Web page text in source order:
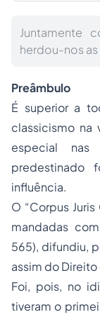
Juntamente
herdou-nos
Preâmbulo
É superior a
classicismo na
especial
predestinado
influência.
O “Corpus
mandadas
565), difundiu,
assim do
Foi, pois, no
tiveram o